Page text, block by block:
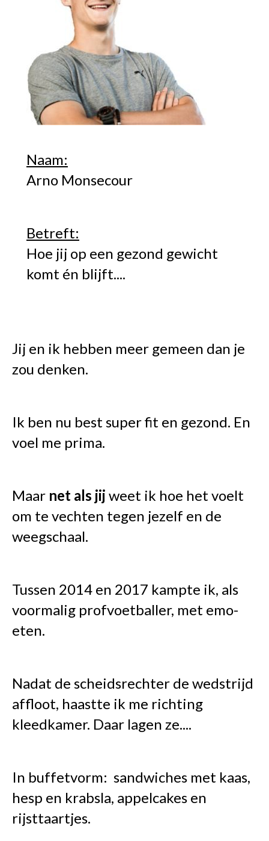
Naam:
Arno Monsecour
Betreft:
Hoe jij op een gezond gewicht
komt én blijft....
Jij en ik hebben meer gemeen dan je
zou denken.
Ik ben nu best super fit en gezond. En
voel me prima.
Maar net als jij weet ik hoe het voelt
om te vechten tegen jezelf en de
weegschaal.
Tussen 2014 en 2017 kampte ik, als
voormalig profvoetballer, met emo-
eten.
Nadat de scheidsrechter de wedstrijd
affloot, haastte ik me richting
kleedkamer. Daar lagen ze....
In buffetvorm: sandwiches met kaas,
hesp en krabsla, appelcakes en
rijsttaartjes.